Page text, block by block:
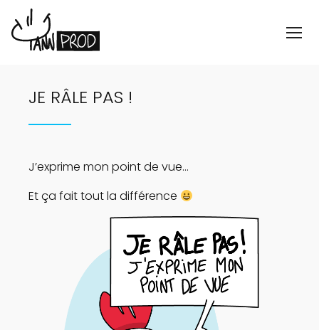
JE RÂLE PAS !
J’exprime mon point de vue…
Et ça fait tout la différence